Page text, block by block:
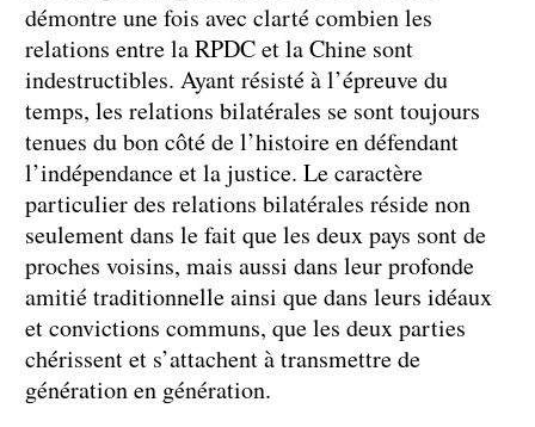
démontre une fois avec clarté combien les
relations entre la RPDC et la Chine sont
indestructibles. Ayant résisté à l’épreuve du
temps, les relations bilatérales se sont toujours
tenues du bon côté de l’histoire en défendant
l’indépendance et la justice. Le caractère
particulier des relations bilatérales réside non
seulement dans le fait que les deux pays sont de
proches voisins, mais aussi dans leur profonde
amitié traditionnelle ainsi que dans leurs idéaux
et convictions communs, que les deux parties
chérissent et s’attachent à transmettre de
génération en génération.